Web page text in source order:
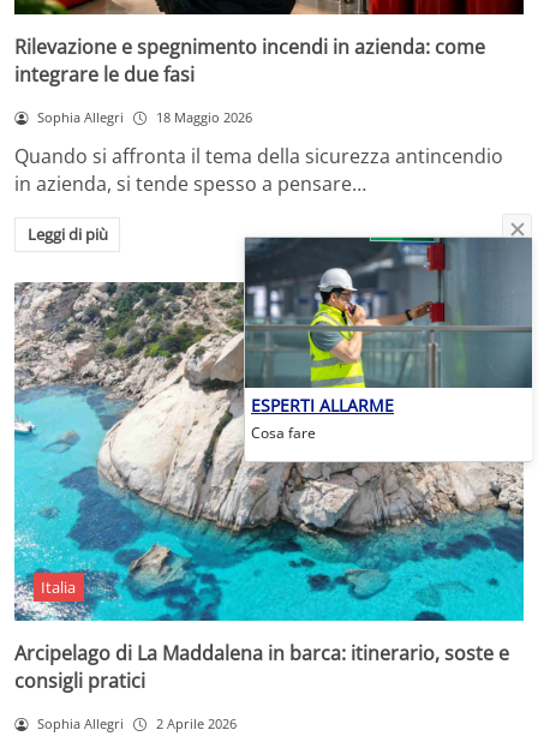
Rilevazione e spegnimento incendi in azienda: come
integrare le due fasi
Sophia Allegri 18 Maggio 2026
Quando si affronta il tema della sicurezza antincendio
in azienda, si tende spesso a pensare…
Leggi di più
Italia
Arcipelago di La Maddalena in barca: itinerario, soste e
consigli pratici
Sophia Allegri 2 Aprile 2026
ESPERTI ALLARME
Cosa fare